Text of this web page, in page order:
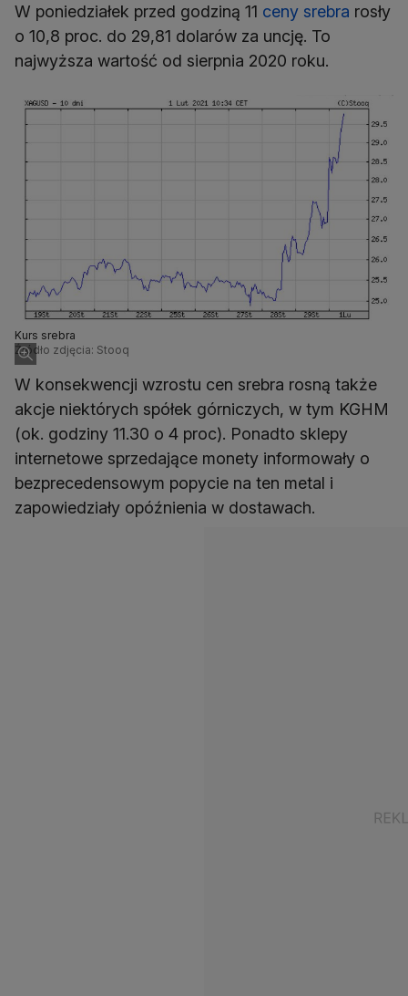
W poniedziałek przed godziną 11 ceny srebra rosły
o 10,8 proc. do 29,81 dolarów za uncję. To
najwyższa wartość od sierpnia 2020 roku.
Kurs srebra
Źródło zdjęcia: Stooq
W konsekwencji wzrostu cen srebra rosną także
akcje niektórych spółek górniczych, w tym KGHM
(ok. godziny 11.30 o 4 proc). Ponadto sklepy
internetowe sprzedające monety informowały o
bezprecedensowym popycie na ten metal i
zapowiedziały opóźnienia w dostawach.